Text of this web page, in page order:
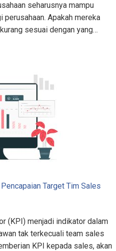
seharusnya mampu
Apakah mereka
sesuai dengan yang…
Target Tim Sales
(KPI) menjadi indikator dalam
tak terkecuali team sales
KPI kepada sales, akan